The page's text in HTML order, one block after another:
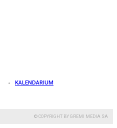
KALENDARIUM
© COPYRIGHT BY GREMI MEDIA SA